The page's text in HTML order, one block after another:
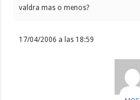
valdra mas o menos?
17/04/2006 a las 18:59